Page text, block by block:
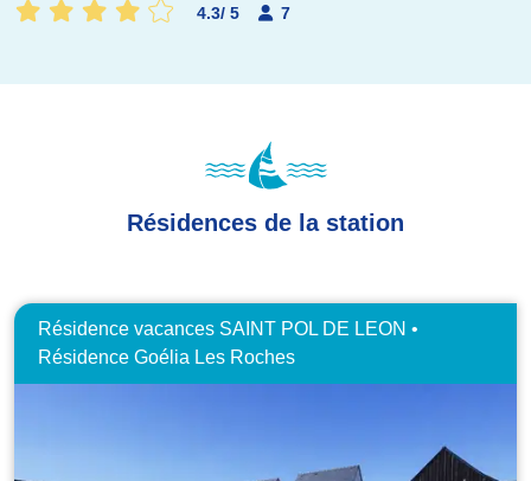
4.3/ 5 7
Résidences de la station
Résidence vacances SAINT POL DE LEON •
Résidence Goélia Les Roches